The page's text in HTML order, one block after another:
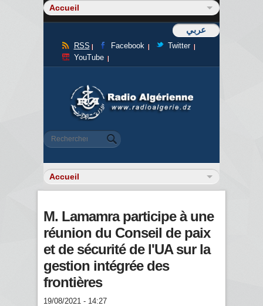
عربي
RSS Facebook
Twitter
YouTube
Formulaire de recherche
Rechercher
M. Lamamra participe à une
réunion du Conseil de paix
et de sécurité de l'UA sur la
gestion intégrée des
frontières
19/08/2021 - 14:27